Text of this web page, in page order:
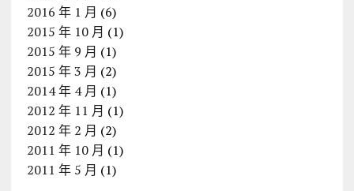
2016 年 1 月 (6)
2015 年 10 月 (1)
2015 年 9 月 (1)
2015 年 3 月 (2)
2014 年 4 月 (1)
2012 年 11 月 (1)
2012 年 2 月 (2)
2011 年 10 月 (1)
2011 年 5 月 (1)